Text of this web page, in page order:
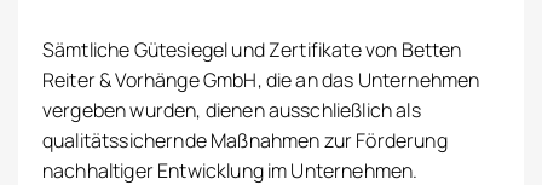
Sämtliche Gütesiegel und Zertifikate von Betten
Reiter & Vorhänge GmbH, die an das Unternehmen
vergeben wurden, dienen ausschließlich als
qualitätssichernde Maßnahmen zur Förderung
nachhaltiger Entwicklung im Unternehmen.